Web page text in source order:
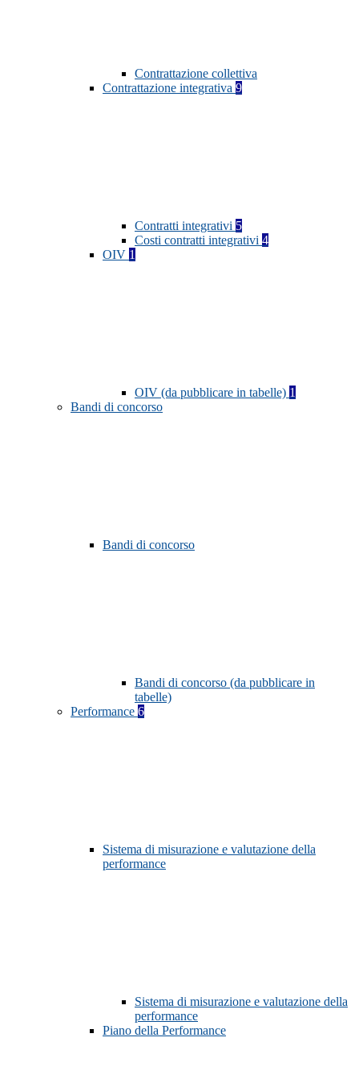
Contrattazione collettiva
Contrattazione integrativa 9
Contratti integrativi 5
Costi contratti integrativi 4
OIV 1
OIV (da pubblicare in tabelle) 1
Bandi di concorso
Bandi di concorso
Bandi di concorso (da pubblicare in
tabelle)
Performance 6
Sistema di misurazione e valutazione della
performance
Sistema di misurazione e valutazione della
performance
Piano della Performance